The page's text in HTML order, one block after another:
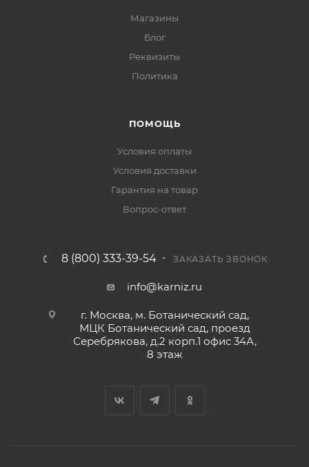
Магазины
Блог
Реквизиты
Политика
ПОМОЩЬ
Условия оплаты
Условия доставки
Гарантия на товар
Вопрос-ответ
8 (800) 333-39-54 ЗАКАЗАТЬ ЗВОНОК
info@karniz.ru
г. Москва, м. Ботанический сад,
МЦК Ботанический сад, проезд
Серебрякова, д.2 корп.1 офис 34А,
8 этаж